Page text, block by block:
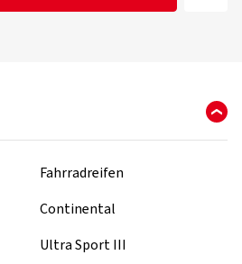
Fahrradreifen
Continental
Ultra Sport III